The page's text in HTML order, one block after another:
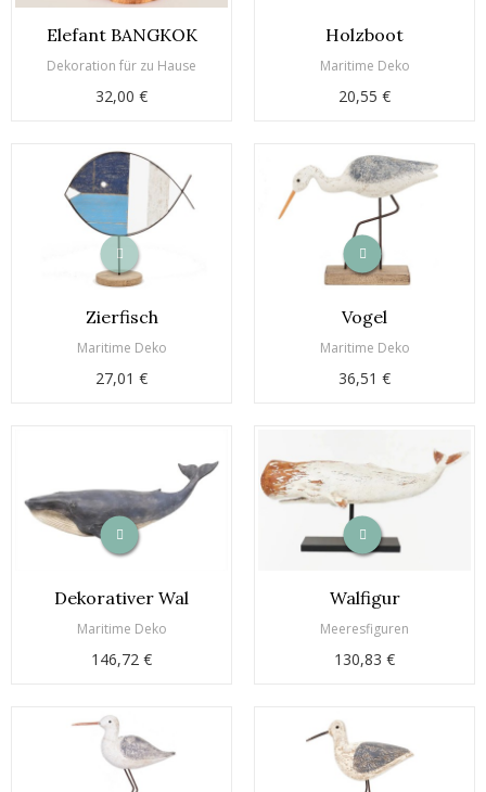
Elefant BANGKOK
Dekoration für zu Hause
32,00 €
Holzboot
Maritime Deko
20,55 €
Zierfisch
Maritime Deko
27,01 €
Vogel
Maritime Deko
36,51 €
Dekorativer Wal
Maritime Deko
146,72 €
Walfigur
Meeresfiguren
130,83 €